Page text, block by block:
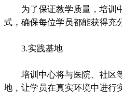
为了保证教学质量，培训
式，确保每位学员都能获得充
3.实践基地
培训中心将与医院、社区
地，让学员在真实环境中进行